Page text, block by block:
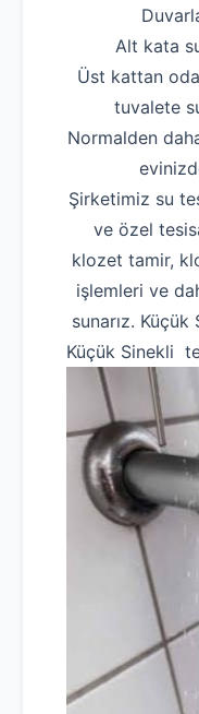
Alt kata
Üst kattan
tuvalete
Normalden
Şirketimiz su
ve özel
klozet tamir,
işlemleri ve
sunarız.
Küçük Sinekli